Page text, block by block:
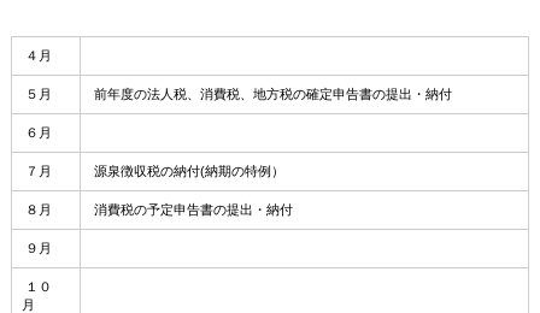
４月
５月 前年度の法人税、消費税、地方税の確定申告書の提出・納付
６月
７月 源泉徴収税の納付(納期の特例）
８月 消費税の予定申告書の提出・納付
９月
１０
月